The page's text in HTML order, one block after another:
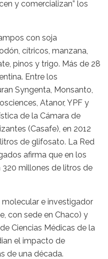
y comercializan” los
con soja
cítricos, manzana,
pinos y trigo. Más de 28
Entre los
Syngenta, Monsanto,
Atanor, YPF y
de la Cámara de
(Casafe), en 2012
de glifosato. La Red
afirma que en los
millones de litros de
e investigador
con sede en Chaco) y
Ciencias Médicas de la
el impacto de
de una década.